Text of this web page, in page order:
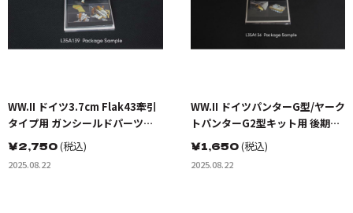
WW.II ドイツ3.7cm Flak43牽引
タイプ用 ガンシールドパーツセ
ット(ドラゴン用)
￥2,750(税込)
2025.08.22
WW.II ドイツパンターG型/ヤーク
トパンターG2型キット用 後期型
リヤ収納ケースセット(ドラゴン
用)
￥1,650(税込)
2025.08.22